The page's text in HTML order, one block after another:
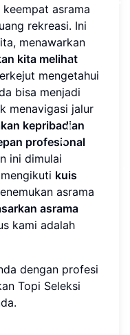
keempat asrama
rekreasi. Ini
menawarkan
kita melihat
mengetahui
bisa menjadi
menavigasi jalur
kepribadian
profesional
ini dimulai
kuis
asrama
asrama
kami adalah
dengan profesi
Topi Seleksi